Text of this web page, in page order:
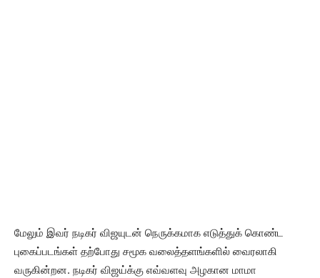
மேலும் இவர் நடிகர் விஜயுடன் நெருக்கமாக எடுத்துக் கொண்ட
புகைப்படங்கள் தற்போது சமூக வலைத்தளங்களில் வைரலாகி
வருகின்றன. நடிகர் விஜய்க்கு எவ்வளவு அழகான மாமா